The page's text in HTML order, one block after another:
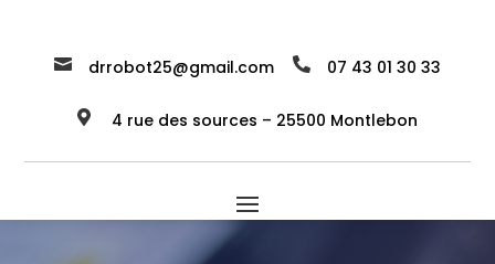
 drrobot25@gmail.com  07 43 01 30 33
 4 rue des sources – 25500 Montlebon